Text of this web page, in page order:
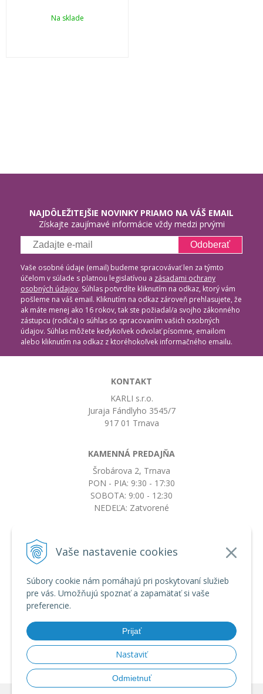
Vaše nastavenie cookies
Súbory cookie nám pomáhajú pri poskytovaní služieb
pre vás. Umožňujú spoznať a zapamätať si vaše
preferencie.
Prijať
Nastaviť
Odmietnuť
Na sklade
NAJDÔLEŽITEJŠIE NOVINKY PRIAMO NA VÁŠ EMAIL
Získajte zaujímavé informácie vždy medzi prvými
Odoberať
Vaše osobné údaje (email) budeme spracovávať len za týmto
účelom v súlade s platnou legislatívou a zásadami ochrany
osobných údajov. Súhlas potvrdíte kliknutím na odkaz, ktorý vám
pošleme na váš email. Kliknutím na odkaz zároveň prehlasujete, že
ak máte menej ako 16 rokov, tak ste požiadal/a svojho zákonného
zástupcu (rodiča) o súhlas so spracovaním vašich osobných
údajov. Súhlas môžete kedykoľvek odvolať písomne, emailom
alebo kliknutím na odkaz z ktoréhokoľvek informačného emailu.
KONTAKT
KARLI s.r.o.
Juraja Fándlyho 3545/7
917 01 Trnava
KAMENNÁ PREDAJŇA
Šrobárova 2, Trnava
PON - PIA: 9:30 - 17:30
SOBOTA: 9:00 - 12:30
NEDEĽA: Zatvorené
objednavky@botkydorobotky.sk
VŠETKO O NÁKUPE
Ochrana osobných údajov
Možnosti dopravy a platby
Výmena, vrátenie tovaru a reklamácia